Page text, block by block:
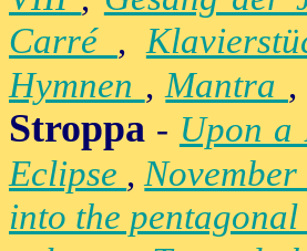
Carré ,
Hymnen ,Mantra ,
Stroppa - Upon a
Eclipse ,November
into the pentagonal